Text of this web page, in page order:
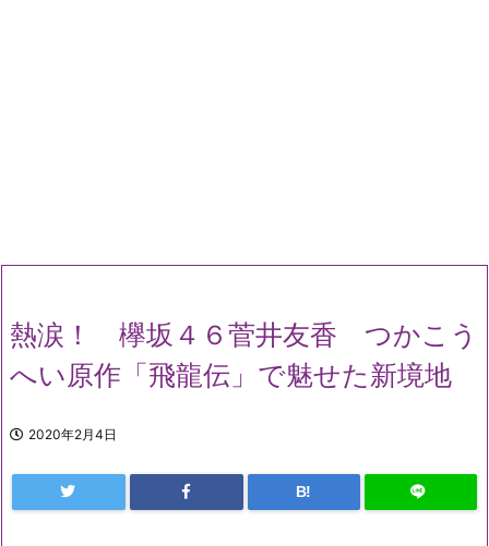
熱涙！ 欅坂４６菅井友香 つかこう
へい原作「飛龍伝」で魅せた新境地
2020年2月4日
B!